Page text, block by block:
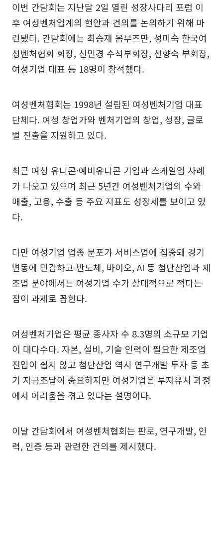
이번 간담회는 지난달 2일 열린 성장사다리 포럼 이
후 여성벤처업계의 현안과 건의를 논의하기 위해 마
련됐다. 간담회에는 최승재 옴부즈만, 성미숙 한국여
성벤처협회 회장, 신민경 수석부회장, 신향숙 부회장,
여성기업 대표 등 18명이 참석했다.
여성벤처협회는 1998년 설립된 여성벤처기업 대표
단체다. 여성 창업가와 벤처기업의 창업, 성장, 글로
벌 진출을 지원하고 있다.
최근 여성 유니콘·예비유니콘 기업과 스케일업 사례
가 나오고 있으며 최근 5년간 여성벤처기업의 수와
매출, 고용, 수출 등 주요 지표도 성장세를 보이고 있
다.
다만 여성기업 업종 분포가 서비스업에 집중돼 경기
변동에 민감하고 반도체, 바이오, AI 등 첨단산업과 제
조업 분야에서는 여성기업 수가 상대적으로 적다는
점이 과제로 꼽힌다.
여성벤처기업은 평균 종사자 수 8.3명의 소규모 기업
이 대다수다. 자본, 설비, 기술 인력이 필요한 제조업
진입이 쉽지 않고 첨단산업 역시 연구개발 투자 등 초
기 자금조달이 중요하지만 여성기업은 투자유치 과정
에서 어려움을 겪고 있다는 설명이다.
이날 간담회에서 여성벤처협회는 판로, 연구개발, 인
력, 인증 등과 관련한 건의를 제시했다.